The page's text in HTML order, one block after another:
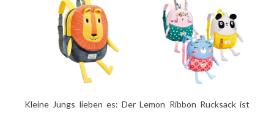
Kleine Jungs lieben es: Der Lemon Ribbon Rucksack ist